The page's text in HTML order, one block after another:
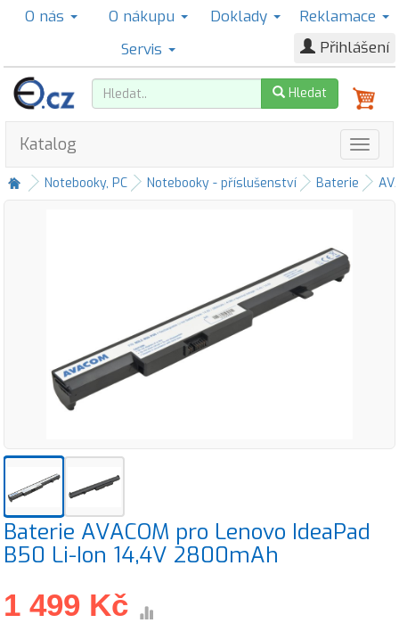
O nás O nákupu Doklady
Reklamace
Servis
Přihlášení
Hledat
Katalog
Notebooky, PC Notebooky - příslušenství Baterie
Baterie AVACOM pro Lenovo IdeaPad
B50 Li-Ion 14,4V 2800mAh
1 499 Kč